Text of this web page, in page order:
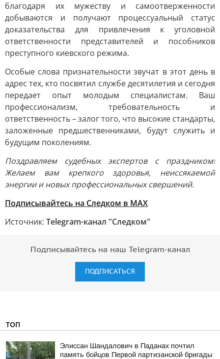
благодаря их мужеству и самоотверженности
добываются и получают процессуальный статус
доказательства для привлечения к уголовной
ответственности представителей и пособников
преступного киевского режима.
Особые слова признательности звучат в этот день в
адрес тех, кто посвятил службе десятилетия и сегодня
передает опыт молодым специалистам. Ваш
профессионализм, требовательность и
ответственность – залог того, что высокие стандарты,
заложенные предшественниками, будут служить и
будущим поколениям.
Поздравляем судебных экспертов с праздником!
Желаем вам крепкого здоровья, неиссякаемой
энергии и новых профессиональных свершений.
Подписывайтесь на Следком в MAX
Источник: Telegram-канал "Следком"
Подписывайтесь на наш Telegram-канал
ПОДПИСАТЬСЯ
ТОП
Элиссан Шандалович в Паданах почтил
память бойцов Первой партизанской бригады